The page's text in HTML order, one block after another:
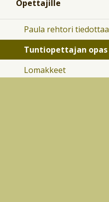
Opettajille
Paula rehtori tiedottaa
Tuntiopettajan opas
Lomakkeet